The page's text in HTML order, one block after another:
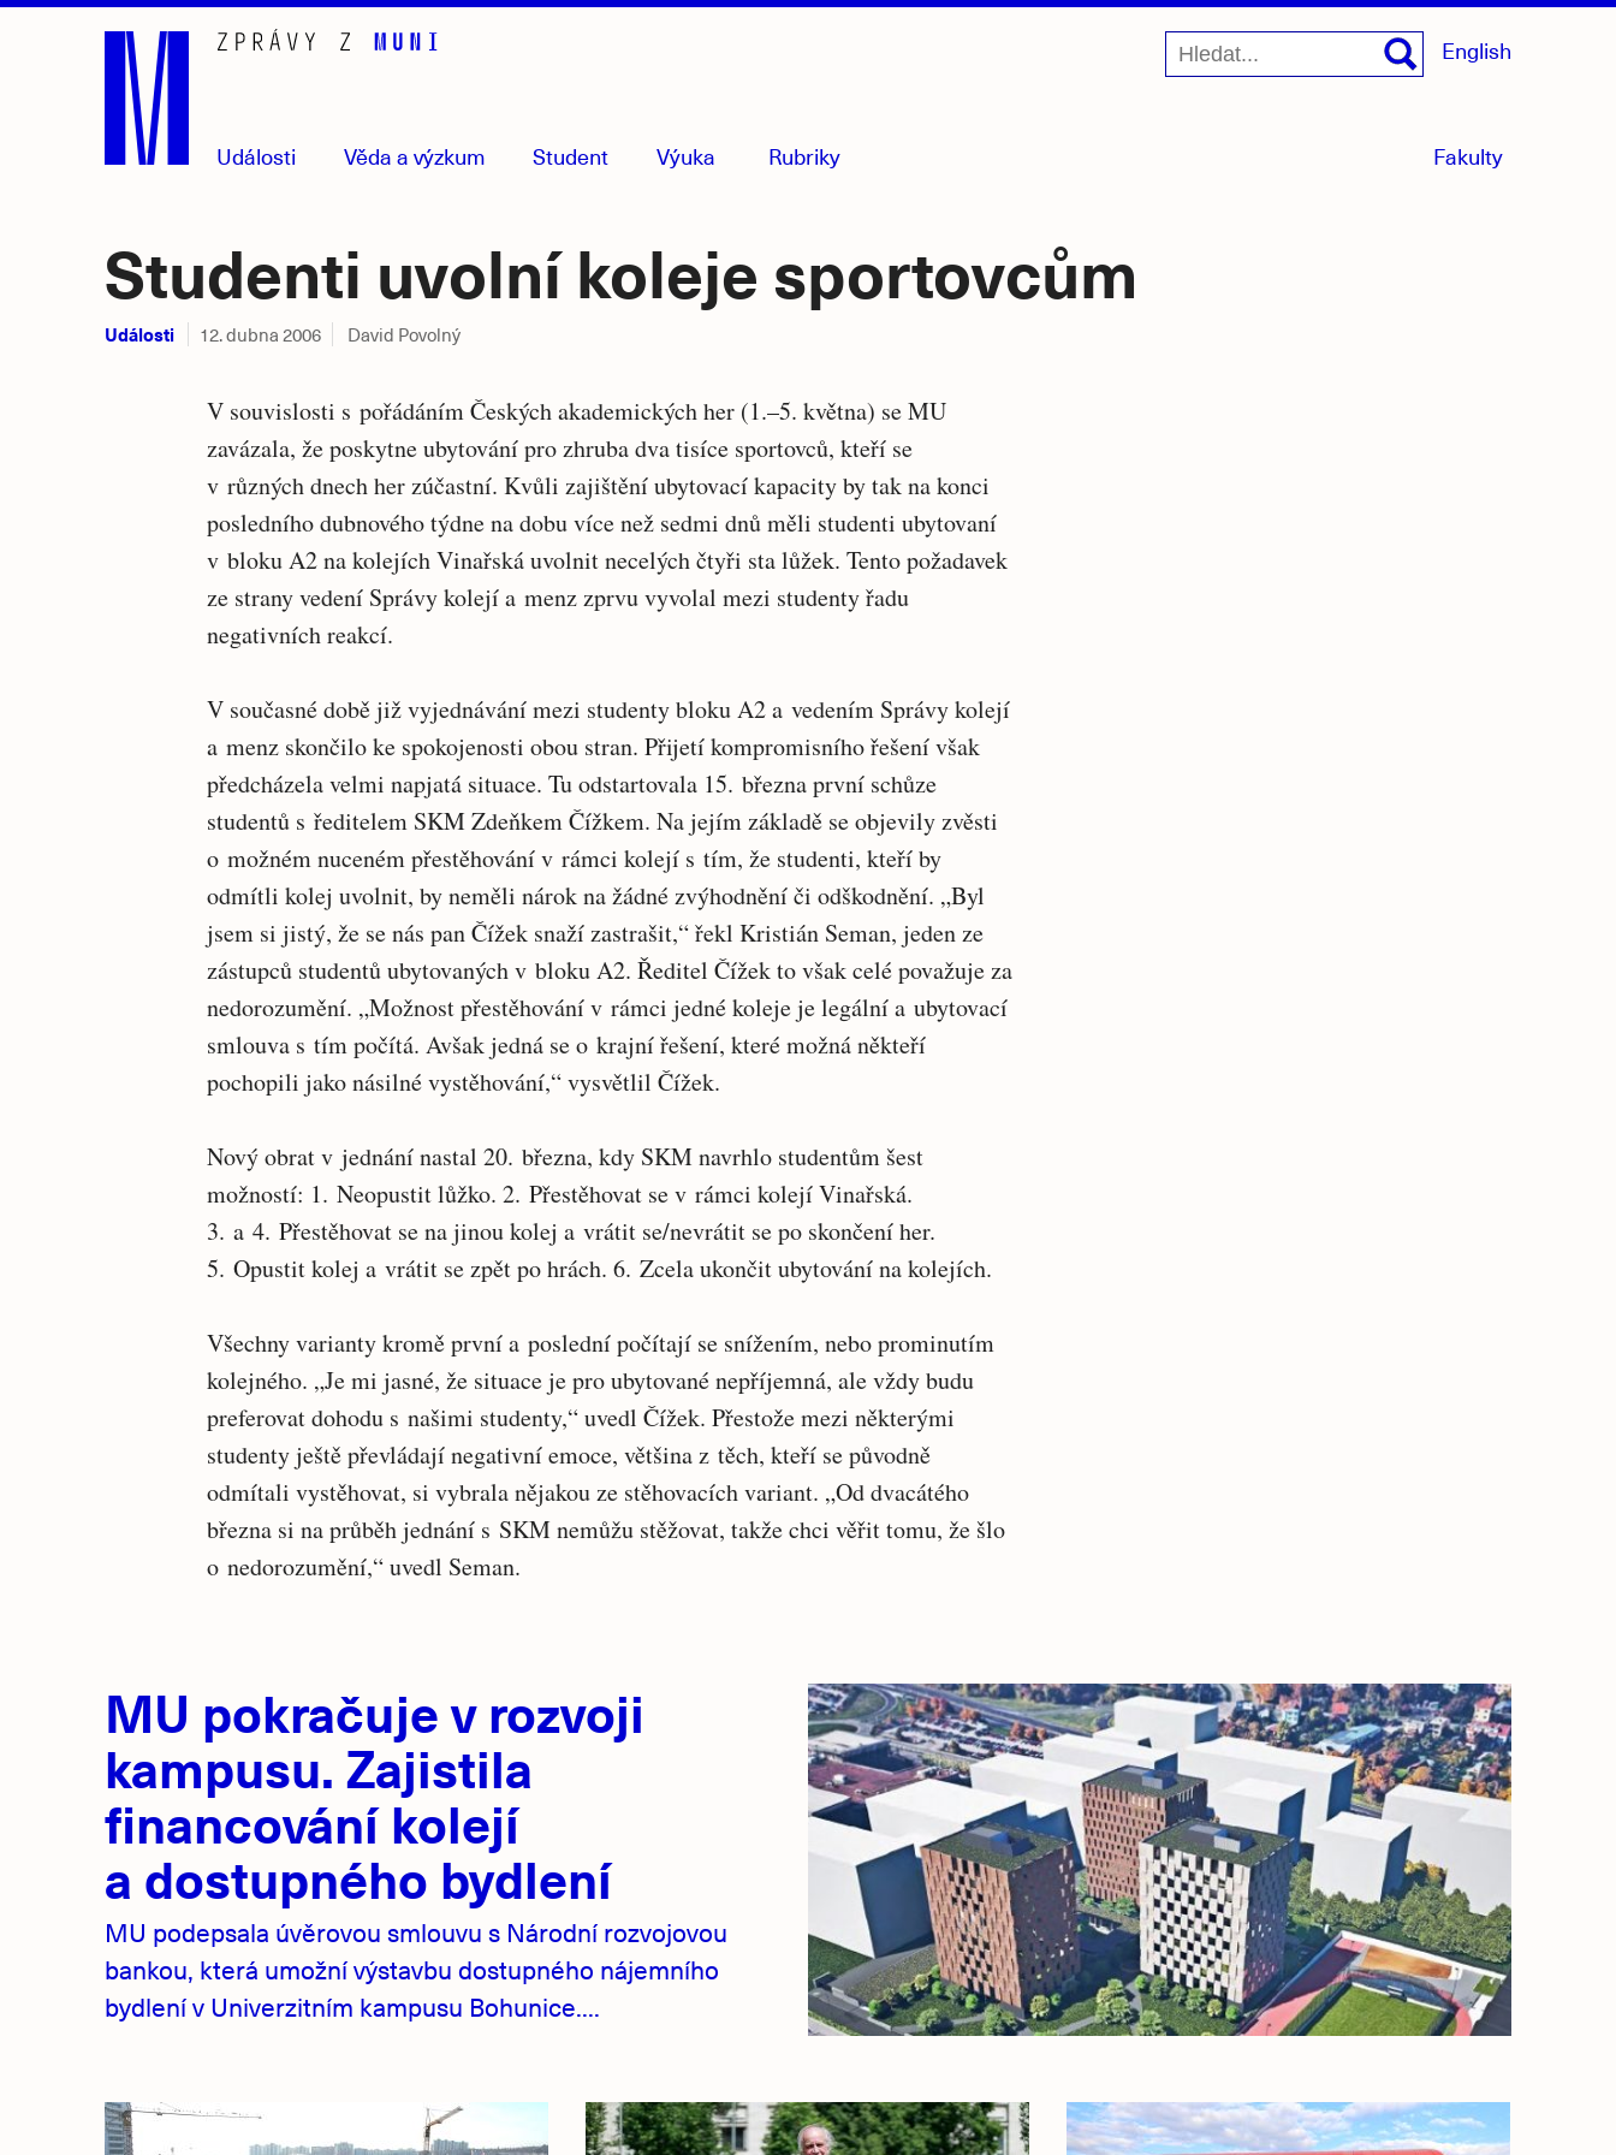
Události Věda a výzkum Student Výuka Rubriky Fakultymenu
English
Studenti uvolní koleje sportovcům
Události 12. dubna 2006 David Povolný
V souvislosti s pořádáním Českých akademických her (1.–5. května) se MU
zavázala, že poskytne ubytování pro zhruba dva tisíce sportovců, kteří se
v různých dnech her zúčastní. Kvůli zajištění ubytovací kapacity by tak na konci
posledního dubnového týdne na dobu více než sedmi dnů měli studenti ubytovaní
v bloku A2 na kolejích Vinařská uvolnit necelých čtyři sta lůžek. Tento požadavek
ze strany vedení Správy kolejí a menz zprvu vyvolal mezi studenty řadu
negativních reakcí.
V současné době již vyjednávání mezi studenty bloku A2 a vedením Správy kolejí
a menz skončilo ke spokojenosti obou stran. Přijetí kompromisního řešení však
předcházela velmi napjatá situace. Tu odstartovala 15. března první schůze
studentů s ředitelem SKM Zdeňkem Čížkem. Na jejím základě se objevily zvěsti
o možném nuceném přestěhování v rámci kolejí s tím, že studenti, kteří by
odmítli kolej uvolnit, by neměli nárok na žádné zvýhodnění či odškodnění. „Byl
jsem si jistý, že se nás pan Čížek snaží zastrašit,“ řekl Kristián Seman, jeden ze
zástupců studentů ubytovaných v bloku A2. Ředitel Čížek to však celé považuje za
nedorozumění. „Možnost přestěhování v rámci jedné koleje je legální a ubytovací
smlouva s tím počítá. Avšak jedná se o krajní řešení, které možná někteří
pochopili jako násilné vystěhování,“ vysvětlil Čížek.
Nový obrat v jednání nastal 20. března, kdy SKM navrhlo studentům šest
možností: 1. Neopustit lůžko. 2. Přestěhovat se v rámci kolejí Vinařská.
3. a 4. Přestěhovat se na jinou kolej a vrátit se/nevrátit se po skončení her.
5. Opustit kolej a vrátit se zpět po hrách. 6. Zcela ukončit ubytování na kolejích.
Všechny varianty kromě první a poslední počítají se snížením, nebo prominutím
kolejného. „Je mi jasné, že situace je pro ubytované nepříjemná, ale vždy budu
preferovat dohodu s našimi studenty,“ uvedl Čížek. Přestože mezi některými
studenty ještě převládají negativní emoce, většina z těch, kteří se původně
odmítali vystěhovat, si vybrala nějakou ze stěhovacích variant. „Od dvacátého
března si na průběh jednání s SKM nemůžu stěžovat, takže chci věřit tomu, že šlo
o nedorozumění,“ uvedl Seman.
Související
články
novinky
MU pokračuje v rozvoji
kampusu. Zajistila
financování kolejí
a dostupného bydlení
MU podepsala úvěrovou smlouvu s Národní rozvojovou
bankou, která umožní výstavbu dostupného nájemního
bydlení v Univerzitním kampusu Bohunice....